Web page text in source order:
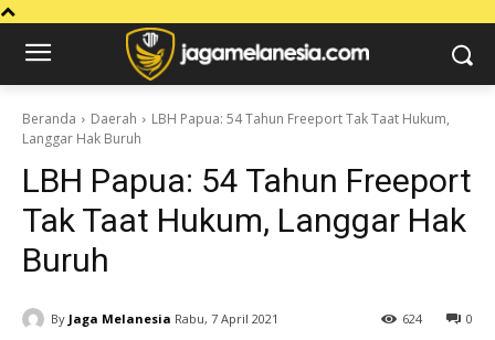
Beranda Daerah
LBH Papua: 54 Tahun Freeport Tak Taat Hukum,
Langgar Hak Buruh
LBH Papua: 54 Tahun Freeport
Tak Taat Hukum, Langgar Hak
Buruh
By Jaga Melanesia Rabu, 7 April 2021 0
624